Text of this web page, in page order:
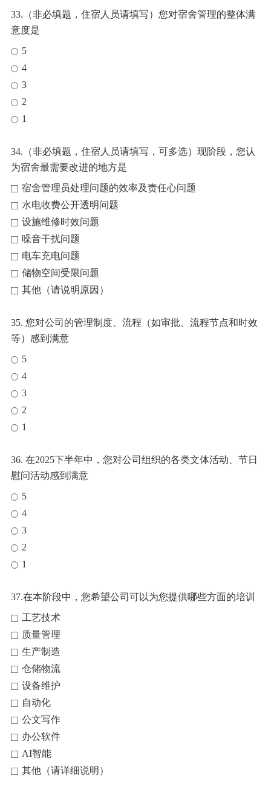
33.（非必填题，住宿人员请填写）您对宿舍管理的整体满
意度是
5
4
3
2
1
34.（非必填题，住宿人员请填写，可多选）现阶段，您认
为宿舍最需要改进的地方是
宿舍管理员处理问题的效率及责任心问题
水电收费公开透明问题
设施维修时效问题
噪音干扰问题
电车充电问题
储物空间受限问题
其他（请说明原因）
35. 您对公司的管理制度、流程（如审批、流程节点和时效
等）感到满意
5
4
3
2
1
36. 在2025下半年中，您对公司组织的各类文体活动、节日
慰问活动感到满意
5
4
3
2
1
37.在本阶段中，您希望公司可以为您提供哪些方面的培训
工艺技术
质量管理
生产制造
仓储物流
设备维护
自动化
公文写作
办公软件
AI智能
其他（请详细说明）